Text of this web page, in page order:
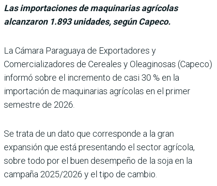
Las importaciones de maquinarias agrícolas
alcanzaron 1.893 unidades, según Capeco.
La Cámara Paraguaya de Exportadores y
Comercializadores de Cereales y Oleaginosas (Capeco)
informó sobre el incremento de casi 30 % en la
importación de maquina­rias agrícolas en el primer
semestre de 2026.
Se trata de un dato que corres­ponde a la gran
expansión que está presentando el sec­tor agrícola,
sobre todo por el buen desempeño de la soja en la
campaña 2025/2026 y el tipo de cambio.